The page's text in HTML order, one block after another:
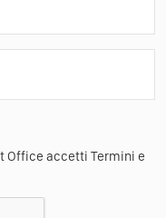
Office accetti Termini e